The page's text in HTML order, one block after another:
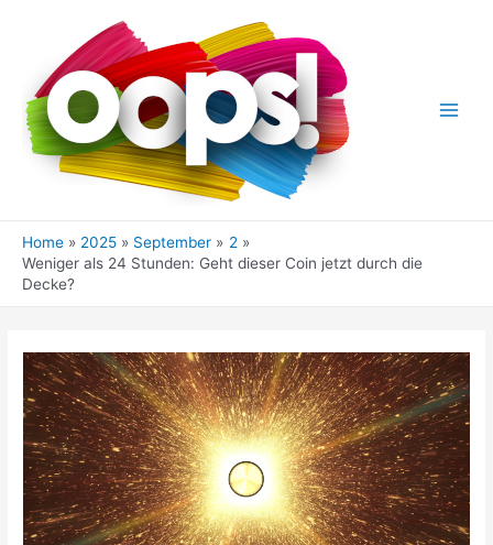
Home 2025 September
2
Weniger als 24 Stunden: Geht dieser Coin jetzt durch die
Decke?